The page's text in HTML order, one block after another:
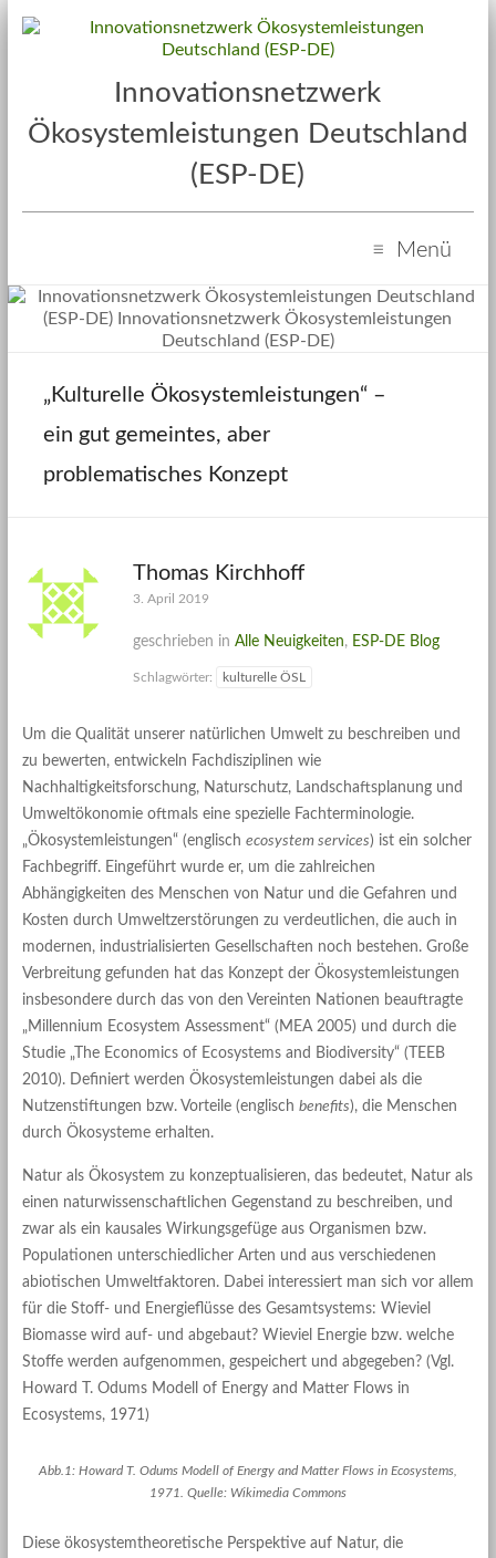
Innovationsnetzwerk
Ökosystemleistungen Deutschland
(ESP-DE)
Menü
„Kulturelle Ökosystemleistungen“ –
ein gut gemeintes, aber
problematisches Konzept
Thomas Kirchhoff
3. April 2019
geschrieben in Alle Neuigkeiten, ESP-DE Blog
Schlagwörter: kulturelle ÖSL
Um die Qualität unserer natürlichen Umwelt zu beschreiben und
zu bewerten, entwickeln Fachdisziplinen wie
Nachhaltigkeitsforschung, Naturschutz, Landschaftsplanung und
Umweltökonomie oftmals eine spezielle Fachterminologie.
„Ökosystemleistungen“ (englisch ecosystem services) ist ein solcher
Fachbegriff. Eingeführt wurde er, um die zahlreichen
Abhängigkeiten des Menschen von Natur und die Gefahren und
Kosten durch Umweltzerstörungen zu verdeutlichen, die auch in
modernen, industrialisierten Gesellschaften noch bestehen. Große
Verbreitung gefunden hat das Konzept der Ökosystemleistungen
insbesondere durch das von den Vereinten Nationen beauftragte
„Millennium Ecosystem Assessment“ (MEA 2005) und durch die
Studie „The Economics of Ecosystems and Biodiversity“ (TEEB
2010). Definiert werden Ökosystemleistungen dabei als die
Nutzenstiftungen bzw. Vorteile (englisch benefits), die Menschen
durch Ökosysteme erhalten.
Natur als Ökosystem zu konzeptualisieren, das bedeutet, Natur als
einen naturwissenschaftlichen Gegenstand zu beschreiben, und
zwar als ein kausales Wirkungsgefüge aus Organismen bzw.
Populationen unterschiedlicher Arten und aus verschiedenen
abiotischen Umweltfaktoren. Dabei interessiert man sich vor allem
für die Stoff- und Energieflüsse des Gesamtsystems: Wieviel
Biomasse wird auf- und abgebaut? Wieviel Energie bzw. welche
Stoffe werden aufgenommen, gespeichert und abgegeben? (Vgl.
Howard T. Odums Modell of Energy and Matter Flows in
Ecosystems, 1971)
Abb.1: Howard T. Odums Modell of Energy and Matter Flows in Ecosystems,
1971. Quelle: Wikimedia Commons
Diese ökosystemtheoretische Perspektive auf Natur, die